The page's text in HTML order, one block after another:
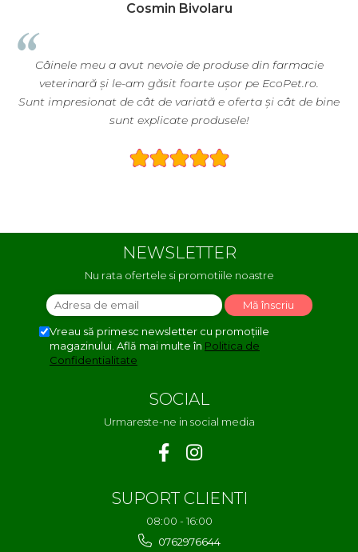
Cosmin Bivolaru
Câinele meu a avut nevoie de produse din farmacie
veterinară și le-am găsit foarte ușor pe EcoPet.ro.
Sunt impresionat de cât de variată e oferta și cât de bine
sunt explicate produsele!
NEWSLETTER
Nu rata ofertele si promotiile noastre
Vreau să primesc newsletter cu promoțiile
magazinului. Află mai multe în Politica de
Confidentialitate
SOCIAL
Urmareste-ne in social media
SUPORT CLIENTI
08:00 - 16:00
0762976644